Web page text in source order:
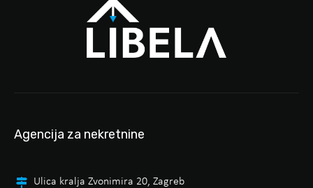
Agencija za nekretnine
Ulica kralja Zvonimira 20, Zagreb